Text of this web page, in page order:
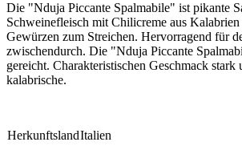
Die "Nduja Piccante Spalmabile" ist pikante
Schweinefleisch mit Chilicreme aus
Gewürzen zum Streichen. Hervorragend für
zwischendurch. Die "Nduja Piccante
gereicht. Charakteristischen Geschmack stark
kalabrische.
HerkunftslandItalien